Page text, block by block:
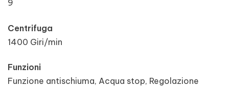
9
Centrifuga
1400 Giri/min
Funzioni
Funzione antischiuma, Acqua stop, Regolazione